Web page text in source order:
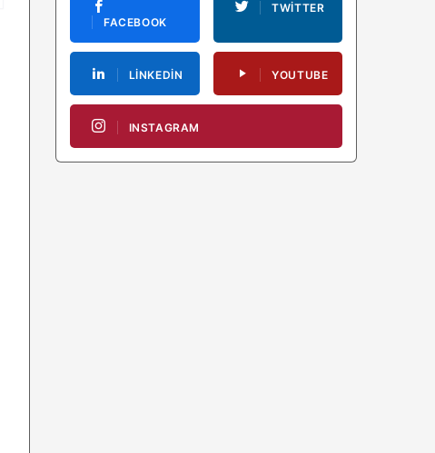
FACEBOOK
TWITTER
LINKEDIN YOUTUBE
INSTAGRAM